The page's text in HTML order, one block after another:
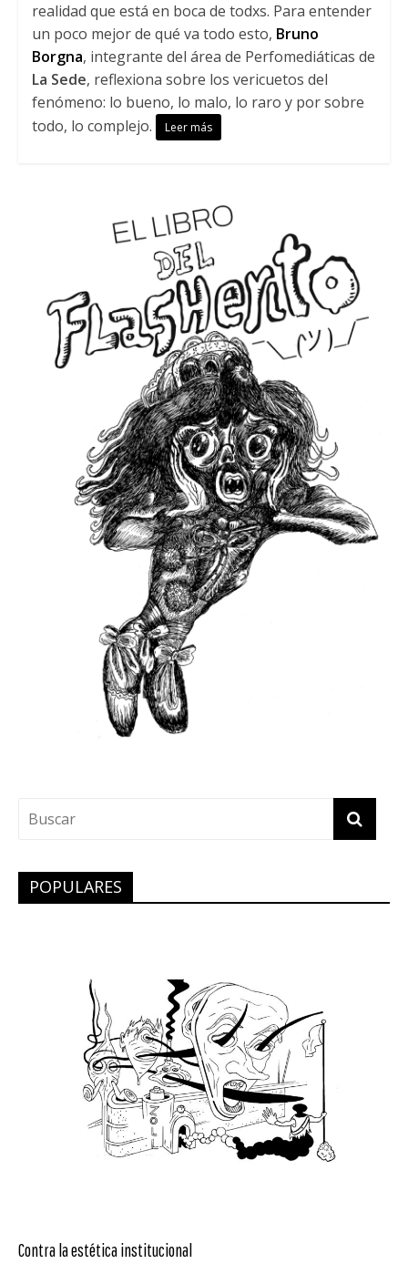
realidad que está en boca de todxs. Para entender
un poco mejor de qué va todo esto, Bruno
Borgna, integrante del área de Perfomediáticas de
La Sede, reflexiona sobre los vericuetos del
fenómeno: lo bueno, lo malo, lo raro y por sobre
todo, lo complejo.
Leer más
POPULARES
Contra la estética institucional